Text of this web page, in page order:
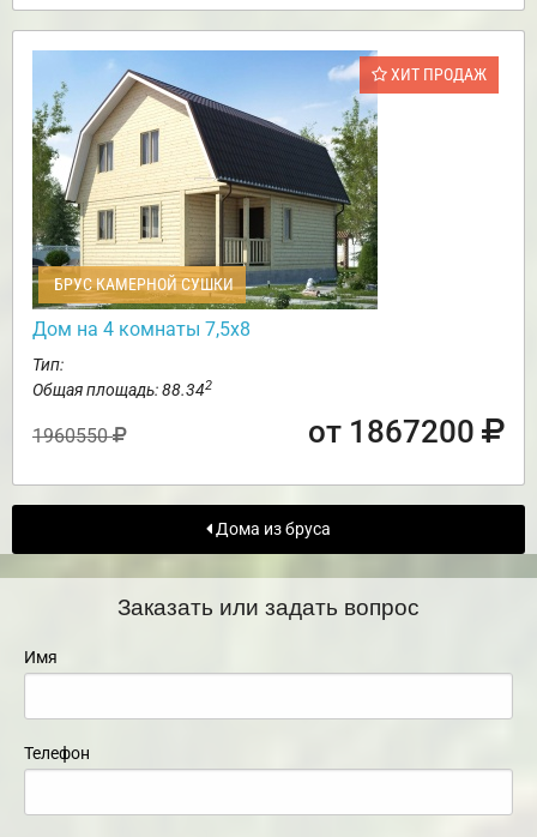
ХИТ ПРОДАЖ
БРУС КАМЕРНОЙ СУШКИ
Дом на 4 комнаты 7,5х8
Тип:
Общая площадь: 88.342
1960550 от 1867200
Дома из бруса
Заказать или задать вопрос
Имя
Телефон